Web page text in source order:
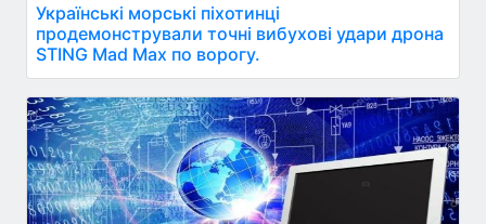
Українські морські піхотинці
продемонстрували точні вибухові удари дрона
STING Mad Max по ворогу.